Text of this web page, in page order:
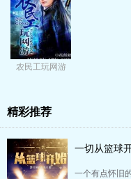
农民工玩网游
精彩推荐
一切从篮球
一个有点怀旧